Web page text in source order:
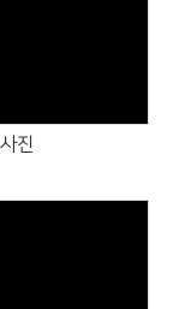
진